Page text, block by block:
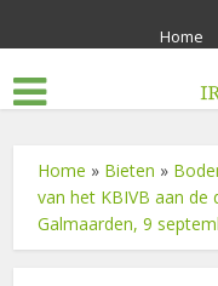
Home
Home » Bieten »
van het KBIVB aan de
Galmaarden, 9